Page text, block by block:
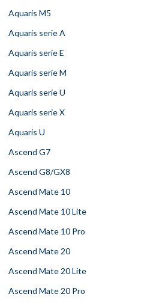
Aquaris M5
Aquaris serie A
Aquaris serie E
Aquaris serie M
Aquaris serie U
Aquaris serie X
Aquaris U
Ascend G7
Ascend G8/GX8
Ascend Mate 10
Ascend Mate 10 Lite
Ascend Mate 10 Pro
Ascend Mate 20
Ascend Mate 20 Lite
Ascend Mate 20 Pro